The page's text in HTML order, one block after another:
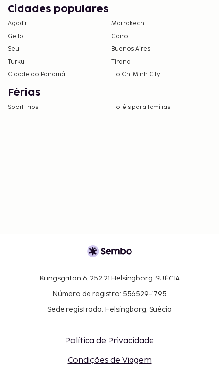
Cidades populares
Agadir
Marrakech
Geilo
Cairo
Seul
Buenos Aires
Turku
Tirana
Cidade do Panamá
Ho Chi Minh City
Férias
Sport trips Hotéis para famílias
Kungsgatan 6, 252 21 Helsingborg, SUÉCIA
Número de registro: 556529-1795
Sede registrada: Helsingborg, Suécia
Política de Privacidade
Condições de Viagem